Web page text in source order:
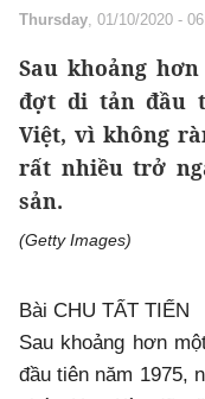
Thursday, 01/10/2020 -
Sau khoảng
đợt di tản đầu
Việt, vì không
rất nhiều trở
sản.
(Getty Images)
Bài CHU TẤT TIẾN
Sau khoảng hơn
đầu tiên năm 1975,